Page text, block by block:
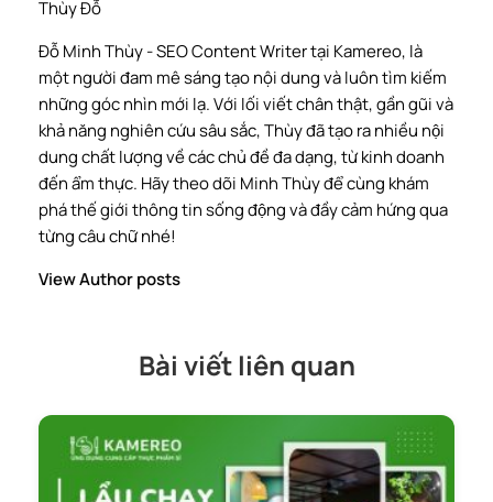
Thùy Đỗ
Đỗ Minh Thùy - SEO Content Writer tại Kamereo, là
một người đam mê sáng tạo nội dung và luôn tìm kiếm
những góc nhìn mới lạ. Với lối viết chân thật, gần gũi và
khả năng nghiên cứu sâu sắc, Thùy đã tạo ra nhiều nội
dung chất lượng về các chủ đề đa dạng, từ kinh doanh
đến ẩm thực. Hãy theo dõi Minh Thùy để cùng khám
phá thế giới thông tin sống động và đầy cảm hứng qua
từng câu chữ nhé!
View Author posts
Bài viết liên quan